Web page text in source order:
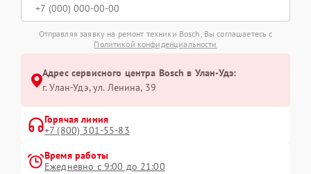
Отправляя заявку на ремонт техники Bosch, Вы соглашаетесь с
Политикой конфиденциальности
Адрес сервисного центра Bosch в Улан-Удэ:
г. Улан-Удэ, ул. Ленина, 39
Горячая линия
+7 (800) 301-55-83
Время работы
Ежедневно с 9:00 до 21:00